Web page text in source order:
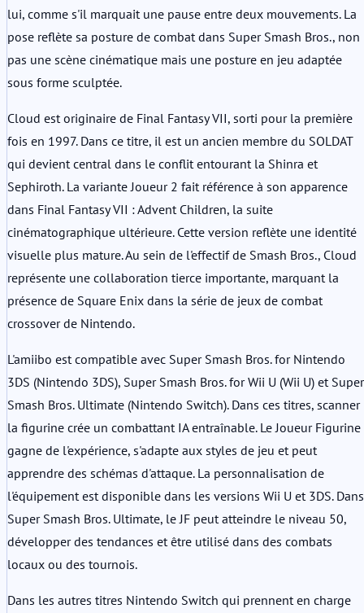
lui, comme s'il marquait une pause entre deux mouvements. La
pose reflète sa posture de combat dans Super Smash Bros., non
pas une scène cinématique mais une posture en jeu adaptée
sous forme sculptée.
Cloud est originaire de Final Fantasy VII, sorti pour la première
fois en 1997. Dans ce titre, il est un ancien membre du SOLDAT
qui devient central dans le conflit entourant la Shinra et
Sephiroth. La variante Joueur 2 fait référence à son apparence
dans Final Fantasy VII : Advent Children, la suite
cinématographique ultérieure. Cette version reflète une identité
visuelle plus mature. Au sein de l'effectif de Smash Bros., Cloud
représente une collaboration tierce importante, marquant la
présence de Square Enix dans la série de jeux de combat
crossover de Nintendo.
L'amiibo est compatible avec Super Smash Bros. for Nintendo
3DS (Nintendo 3DS), Super Smash Bros. for Wii U (Wii U) et Super
Smash Bros. Ultimate (Nintendo Switch). Dans ces titres, scanner
la figurine crée un combattant IA entraînable. Le Joueur Figurine
gagne de l'expérience, s'adapte aux styles de jeu et peut
apprendre des schémas d'attaque. La personnalisation de
l'équipement est disponible dans les versions Wii U et 3DS. Dans
Super Smash Bros. Ultimate, le JF peut atteindre le niveau 50,
développer des tendances et être utilisé dans des combats
locaux ou des tournois.
Dans les autres titres Nintendo Switch qui prennent en charge